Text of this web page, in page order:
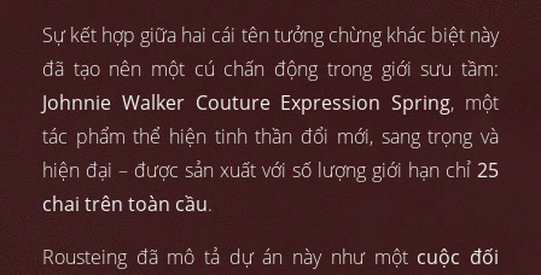
Sự kết hợp giữa hai cái tên tưởng chừng khác biệt này
đã tạo nên một cú chấn động trong giới sưu tầm:
Johnnie Walker Couture Expression Spring, một
tác phẩm thể hiện tinh thần đổi mới, sang trọng và
hiện đại – được sản xuất với số lượng giới hạn chỉ 25
chai trên toàn cầu.
Rousteing đã mô tả dự án này như một cuộc đối